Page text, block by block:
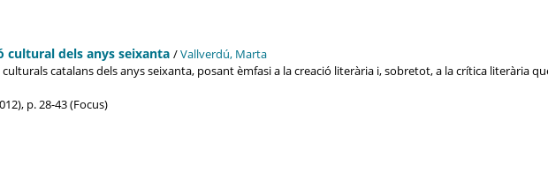
cultural dels anys seixanta /Vallverdú, Marta
catalans dels anys seixanta, posant èmfasi a la creació literària i, sobretot, a la crítica literària
p. 28-43 (Focus)